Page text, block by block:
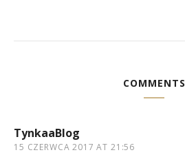
COMMENTS
TynkaaBlog
15 CZERWCA 2017 AT 21:56